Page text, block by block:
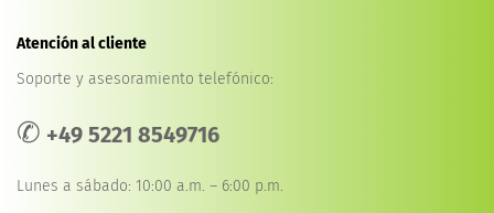
Atención al cliente
Soporte y asesoramiento telefónico:
✆ +49 5221 8549716
Lunes a sábado: 10:00 a.m. – 6:00 p.m.